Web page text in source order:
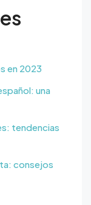
en 2023
una
tendencias
consejos